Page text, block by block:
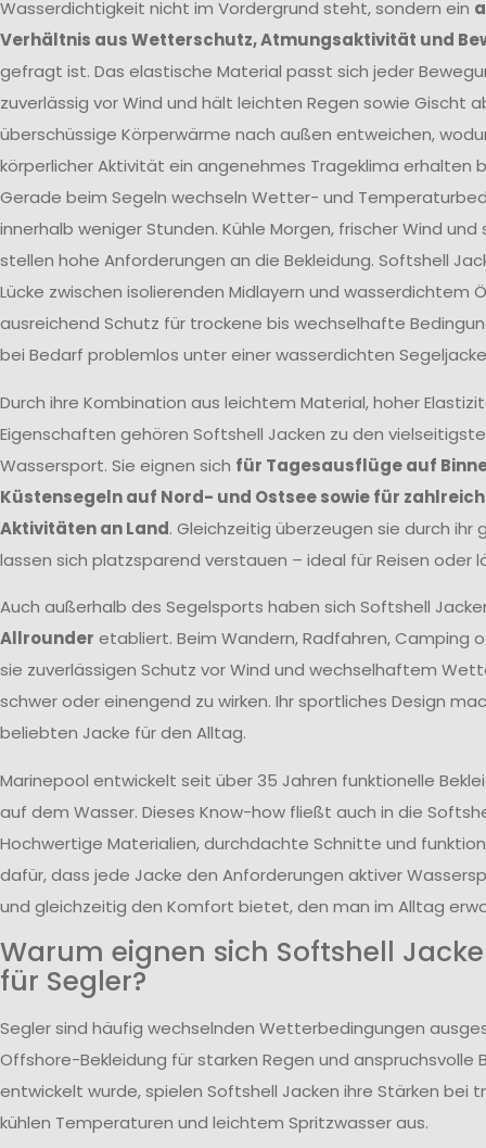
Wasserdichtigkeit nicht im Vordergrund steht, sondern ein
Verhältnis aus Wetterschutz, Atmungsaktivität und
gefragt ist. Das elastische Material passt sich jeder
zuverlässig vor Wind und hält leichten Regen sowie Gischt
überschüssige Körperwärme nach außen entweichen,
körperlicher Aktivität ein angenehmes Trageklima erhalten
Gerade beim Segeln wechseln Wetter- und
innerhalb weniger Stunden. Kühle Morgen, frischer Wind
stellen hohe Anforderungen an die Bekleidung. Softshell
Lücke zwischen isolierenden Midlayern und wasserdichtem
ausreichend Schutz für trockene bis wechselhafte
bei Bedarf problemlos unter einer wasserdichten
Durch ihre Kombination aus leichtem Material, hoher
Eigenschaften gehören Softshell Jacken zu den
Wassersport. Sie eignen sich für Tagesausflüge auf
Küstensegeln auf Nord- und Ostsee sowie für
Aktivitäten an Land. Gleichzeitig überzeugen sie durch ihr
lassen sich platzsparend verstauen – ideal für Reisen oder
Auch außerhalb des Segelsports haben sich Softshell
Allrounder etabliert. Beim Wandern, Radfahren, Camping
sie zuverlässigen Schutz vor Wind und wechselhaftem
schwer oder einengend zu wirken. Ihr sportliches Design
beliebten Jacke für den Alltag.
Marinepool entwickelt seit über 35 Jahren funktionelle
auf dem Wasser. Dieses Know-how fließt auch in die
Hochwertige Materialien, durchdachte Schnitte und
dafür, dass jede Jacke den Anforderungen aktiver
und gleichzeitig den Komfort bietet, den man im Alltag
Warum eignen sich Softshell
für Segler?
Segler sind häufig wechselnden Wetterbedingungen
Offshore-Bekleidung für starken Regen und anspruchsvolle
entwickelt wurde, spielen Softshell Jacken ihre Stärken bei
kühlen Temperaturen und leichtem Spritzwasser aus.